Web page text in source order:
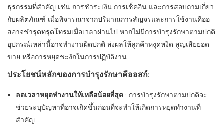
ธุรกรรมที่สำคัญ เช่น การชำระเงิน การเช็คอิน และการสอบถามเกี่ยว
กับผลิตภัณฑ์ เมื่อพิจารณาจากปริมาณการสัญจรและการใช้งานคีออ
สอาจชำรุดทรุดโทรมเมื่อเวลาผ่านไป หากไม่มีการบำรุงรักษาตามปกติ
อุปกรณ์เหล่านี้อาจทำงานผิดปกติ ส่งผลให้ลูกค้าหงุดหงิด สูญเสียยอด
ขาย หรือการหยุดชะงักในการปฏิบัติงาน
ประโยชน์หลักของการบำรุงรักษาคีออสก์:
ลดเวลาหยุดทำงานให้เหลือน้อยที่สุด : การบำรุงรักษาตามปกติจะ
ช่วยระบุปัญหาที่อาจเกิดขึ้นก่อนที่จะทำให้เกิดการหยุดทำงานที่
สำคัญ